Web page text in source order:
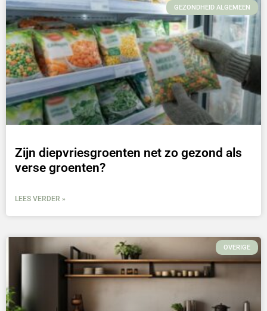
GEZONDHEID ALGEMEEN
Zijn diepvriesgroenten net zo gezond als
verse groenten?
LEES VERDER »
OVERIGE